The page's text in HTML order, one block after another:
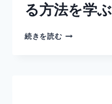
る方法を学ぶ
続きを読む